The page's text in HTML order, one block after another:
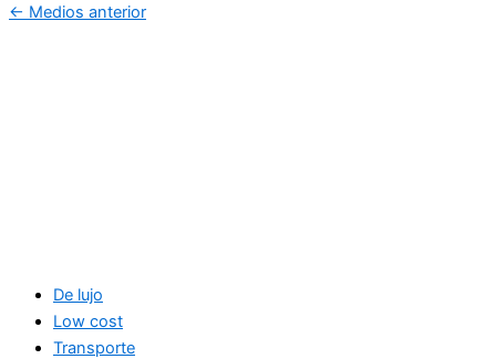
← Medios anterior
De lujo
Low cost
Transporte